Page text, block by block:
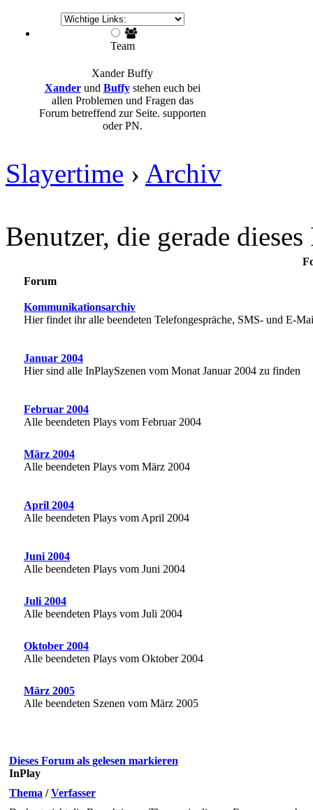
Team
Xander Buffy
Xanderund Buffystehen euch bei
allen Problemen und Fragen das
Forum betreffend zur Seite. supporten
oder PN.
Slayertime › Archiv
Benutzer, die gerade
Forum
Kommunikationsarchiv
Hier findet ihr alle beendeten Telefongespräche, SMS- und E-
Januar 2004
Hier sind alle InPlaySzenen vom Monat Januar 2004 zu finden
Februar 2004
Alle beendeten Plays vom Februar 2004
März 2004
Alle beendeten Plays vom März 2004
April 2004
Alle beendeten Plays vom April 2004
Juni 2004
Alle beendeten Plays vom Juni 2004
Juli 2004
Alle beendeten Plays vom Juli 2004
Oktober 2004
Alle beendeten Plays vom Oktober 2004
März 2005
Alle beendeten Szenen vom März 2005
Dieses Forum als gelesen markieren
InPlay
Thema /Verfasser